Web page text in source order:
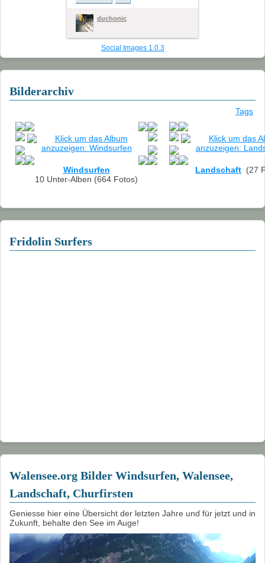
2009
2006
2005
duchonic
Social Images 1.0.3
Bilderarchiv
Tags
Windsurfen
10 Unter-Alben (664 Fotos)
Landschaft (27
Fridolin Surfers
Walensee.org Bilder Windsurfen, Walensee,
Landschaft, Churfirsten
Geniesse hier eine Übersicht der letzten Jahre und für jetzt und in
Zukunft, behalte den See im Auge!